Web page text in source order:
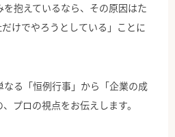
抱えているなら、その原因はた
けでやろうとしている」ことに
る「恒例行事」から「企業の成
プロの視点をお伝えします。